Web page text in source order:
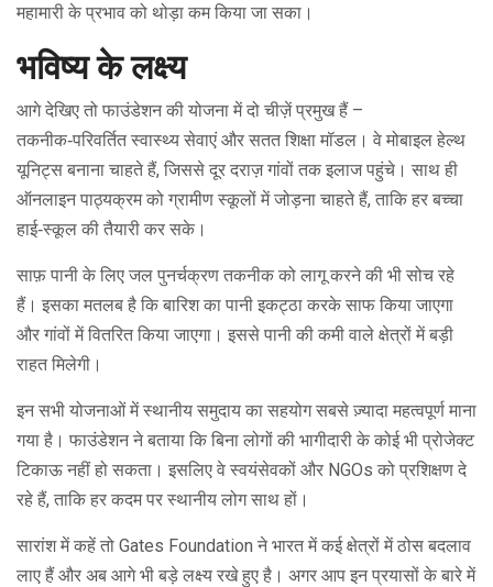
महामारी के प्रभाव को थोड़ा कम किया जा सका।
भविष्य के लक्ष्य
आगे देखिए तो फाउंडेशन की योजना में दो चीज़ें प्रमुख हैं –
तकनीक‑परिवर्तित स्वास्थ्य सेवाएं और सतत शिक्षा मॉडल। वे मोबाइल हेल्थ
यूनिट्स बनाना चाहते हैं, जिससे दूर दराज़ गांवों तक इलाज पहुंचे। साथ ही
ऑनलाइन पाठ्यक्रम को ग्रामीण स्कूलों में जोड़ना चाहते हैं, ताकि हर बच्चा
हाई‑स्कूल की तैयारी कर सके।
साफ़ पानी के लिए जल पुनर्चक्रण तकनीक को लागू करने की भी सोच रहे
हैं। इसका मतलब है कि बारिश का पानी इकट्ठा करके साफ किया जाएगा
और गांवों में वितरित किया जाएगा। इससे पानी की कमी वाले क्षेत्रों में बड़ी
राहत मिलेगी।
इन सभी योजनाओं में स्थानीय समुदाय का सहयोग सबसे ज़्यादा महत्वपूर्ण माना
गया है। फाउंडेशन ने बताया कि बिना लोगों की भागीदारी के कोई भी प्रोजेक्ट
टिकाऊ नहीं हो सकता। इसलिए वे स्वयंसेवकों और NGOs को प्रशिक्षण दे
रहे हैं, ताकि हर कदम पर स्थानीय लोग साथ हों।
सारांश में कहें तो Gates Foundation ने भारत में कई क्षेत्रों में ठोस बदलाव
लाए हैं और अब आगे भी बड़े लक्ष्य रखे हुए है। अगर आप इन प्रयासों के बारे में